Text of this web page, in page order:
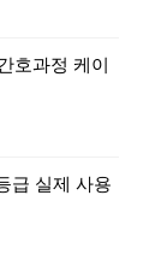
호과정 케이
급 실제 사용